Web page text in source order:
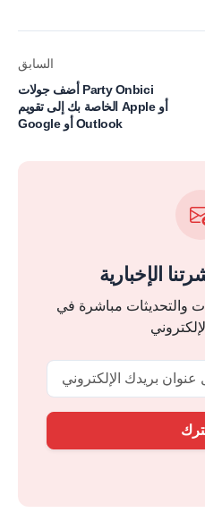
السابق
أضف جولات Party Onbici
الخاصة بك إلى تقويم Apple أو
Google أو Outlook
الإخبارية
والتحديثات مباشرة في